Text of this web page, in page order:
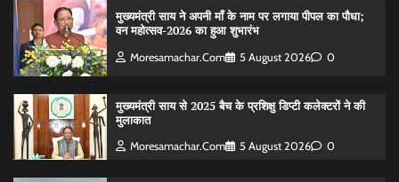
मुख्यमंत्री साय ने अपनी माँ के नाम पर लगाया पीपल का पौधा;
वन महोत्सव-2026 का हुआ शुभारंभ
Moresamachar.com 5 August 2026 0
मुख्यमंत्री साय से 2025 बैच के प्रशिक्षु डिप्टी कलेक्टरों ने की
मुलाकात
Moresamachar.com 5 August 2026 0